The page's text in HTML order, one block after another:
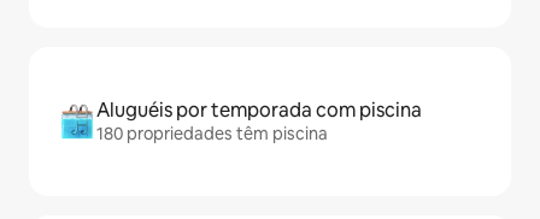
Aluguéis por temporada com piscina
180 propriedades têm piscina